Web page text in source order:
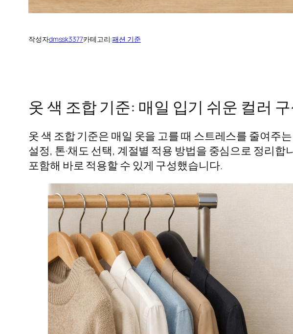
작성자dmssk3377카테고리:패션 기준
옷 색 조합 기준: 매일 입기 쉬운 컬러
옷 색 조합 기준은 매일 옷을 고를 때 스트레스를 줄여주
설정, 톤·채도 선택, 계절별 적용 방법을 중심으로 정리
포함해 바로 적용할 수 있게 구성했습니다.